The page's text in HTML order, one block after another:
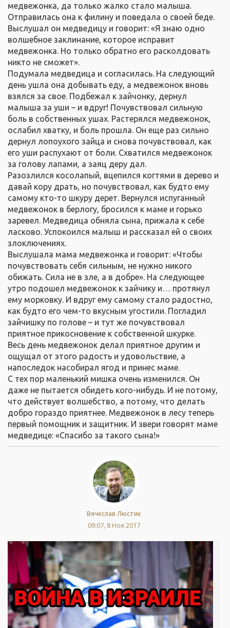
медвежонка, да только жалко стало малыша.
Отправилась она к филину и поведала о своей беде.
Выслушал он медведицу и говорит: «Я знаю одно
волшебное заклинание, которое исправит
медвежонка. Но только обратно его расколдовать
никто не сможет».
Подумала медведица и согласилась. На следующий
день ушла она добывать еду, а медвежонок вновь
взялся за свое. Подбежал к зайчонку, дернул
малыша за уши – и вдруг! Почувствовал сильную
боль в собственных ушах. Растерялся медвежонок,
ослабил хватку, и боль прошла. Он еще раз сильно
дернул лопоухого зайца и снова почувствовал, как
его уши распухают от боли. Схватился медвежонок
за голову лапами, а заяц деру дал.
Разозлился косолапый, вцепился когтями в дерево и
давай кору драть, но почувствовал, как будто ему
самому кто-то шкуру дерет. Вернулся испуганный
медвежонок в берлогу, бросился к маме и горько
заревел. Медведица обняла сына, прижала к себе
ласково. Успокоился малыш и рассказал ей о своих
злоключениях.
Выслушала мама медвежонка и говорит: «Чтобы
почувствовать себя сильным, не нужно никого
обижать. Сила не в зле, а в добре». На следующее
утро подошел медвежонок к зайчику и… протянул
ему морковку. И вдруг ему самому стало радостно,
как будто его чем-то вкусным угостили. Погладил
зайчишку по голове – и тут же почувствовал
приятное прикосновение к собственной шкурке.
Весь день медвежонок делал приятное другим и
ощущал от этого радость и удовольствие, а
напоследок насобирал ягод и принес маме.
С тех пор маленький мишка очень изменился. Он
даже не пытается обидеть кого-нибудь. И не потому,
что действует волшебство, а потому, что делать
добро гораздо приятнее. Медвежонок в лесу теперь
первый помощник и защитник. И звери говорят маме
медведице: «Спасибо за такого сына!»
Вячеслав Люстик
09:07, 8 Ноя 2017